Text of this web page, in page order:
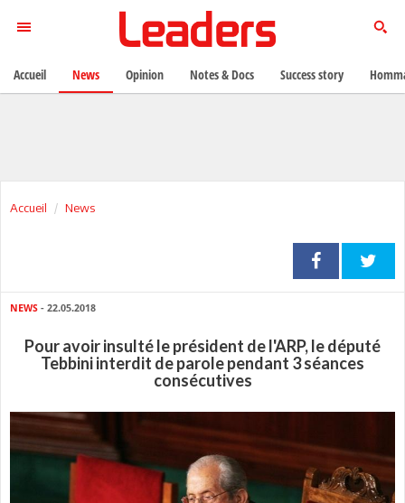
Accueil News
NEWS - 22.05.2018
Pour avoir insulté le président de l'ARP, le député
Tebbini interdit de parole pendant 3 séances
consécutives
Accueil News Opinion Notes & Docs Success story